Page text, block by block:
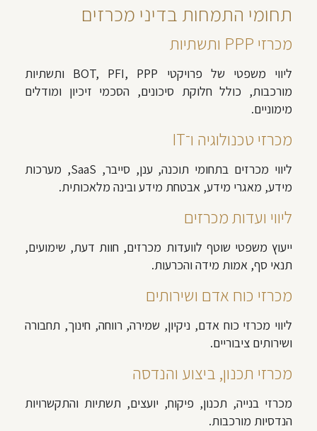
תחומי התמחות בדיני מכרזים
מכרזי PPP ותשתיות
ליווי משפטי של פרויקטי BOT, PFI, PPP ותשתיות
מורכבות, כולל חלוקת סיכונים, הסכמי זיכיון ומודלים
מימוניים.
מכרזי טכנולוגיה ו־IT
ליווי מכרזים בתחומי תוכנה, ענן, סייבר, SaaS, מערכות
מידע, מאגרי מידע, אבטחת מידע ובינה מלאכותית.
ליווי ועדות מכרזים
ייעוץ משפטי שוטף לוועדות מכרזים, חוות דעת, שימועים,
תנאי סף, אמות מידה והכרעות.
מכרזי כוח אדם ושירותים
ליווי מכרזי כוח אדם, ניקיון, שמירה, רווחה, חינוך, תחבורה
ושירותים ציבוריים.
מכרזי תכנון, ביצוע והנדסה
מכרזי בנייה, תכנון, פיקוח, יועצים, תשתיות והתקשרויות
הנדסיות מורכבות.